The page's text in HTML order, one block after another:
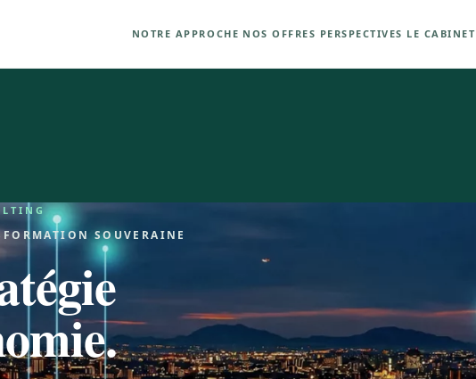
NOTRE APPROCHE NOS OFFRES PERSPECTIVES LE CABINET
SOUVERAINE